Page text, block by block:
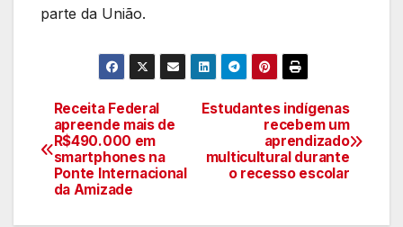
parte da União.
Navegação
de
artigos
Estudantes indígenas
recebem um
aprendizado
multicultural durante
o recesso escolar
Receita Federal
apreende mais de
R$490.000 em
smartphones na
Ponte Internacional
da Amizade